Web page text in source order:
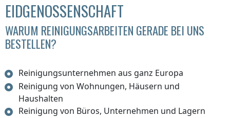
EIDGENOSSENSCHAFT
WARUM REINIGUNGSARBEITEN GERADE BEI UNS
BESTELLEN?
Reinigungsunternehmen aus ganz Europa
Reinigung von Wohnungen, Häusern und
Haushalten
Reinigung von Büros, Unternehmen und Lagern